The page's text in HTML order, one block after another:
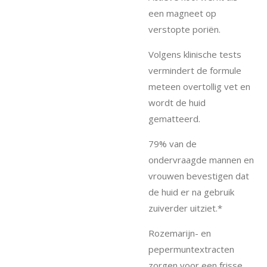
een magneet op
verstopte poriën.
Volgens klinische tests
vermindert de formule
meteen overtollig vet en
wordt de huid
gematteerd.
79% van de
ondervraagde mannen en
vrouwen bevestigen dat
de huid er na gebruik
zuiverder uitziet.*
Rozemarijn- en
pepermuntextracten